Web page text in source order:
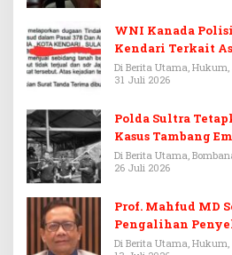
WNI Kanada
Kendari Terkait
Di Berita Utama, Hukum,
31 Juli 2026
Polda Sultra
Kasus Tambang
Di Berita Utama,
26 Juli 2026
Prof. Mahfud MD
Pengalihan
Febrie Adriansyah
Di Berita Utama,